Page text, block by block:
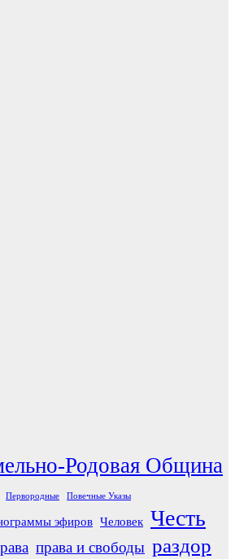
Родовая Община
Первородные Повечные Указы
эфиров Человек Честь
права и свободы раздор